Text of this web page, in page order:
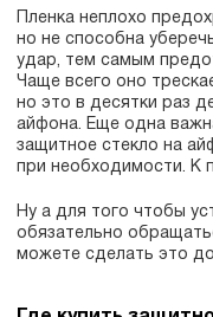
Пленка неплохо
но не способна
удар, тем самым
Чаще всего оно
но это в десятки раз
айфона. Еще одна
защитное стекло на
при необходимости. К
Ну а для того чтобы
обязательно
можете сделать это